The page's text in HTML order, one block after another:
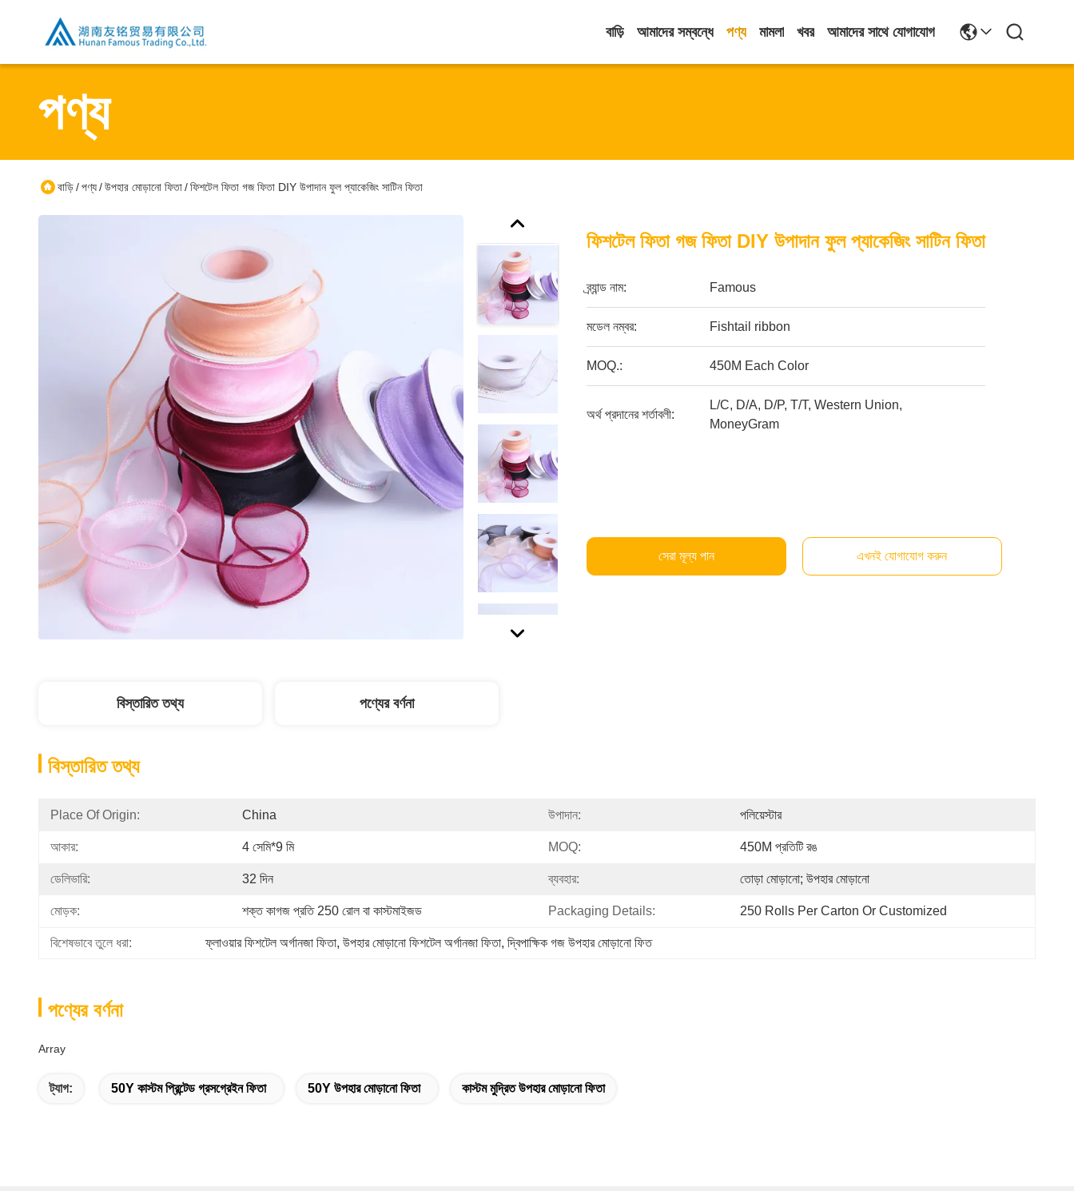
বাড়ি আমাদের সম্বন্ধে পণ্য মামলা খবর আমাদের সাথে যোগাযোগ
পণ্য
বাড়ি/পণ্য/উপহার মোড়ানো ফিতা/ফিশটেল ফিতা গজ ফিতা DIY উপাদান ফুল প্যাকেজিং সাটিন ফিতা
ফিশটেল ফিতা গজ ফিতা DIY উপাদান ফুল প্যাকেজিং সাটিন ফিতা
ব্র্যান্ড নাম: Famous
মডেল নম্বর: Fishtail ribbon
MOQ.: 450M Each Color
অর্থ প্রদানের শর্তাবলী:
L/C, D/A, D/P, T/T, Western Union,
MoneyGram
সেরা মূল্য পান এখনই যোগাযোগ করুন
বিস্তারিত তথ্য পণ্যের বর্ণনা
বিস্তারিত তথ্য
Place Of Origin: China উপাদান: পলিয়েস্টার
আকার: 4 সেমি*9 মি MOQ: 450M প্রতিটি রঙ
ডেলিভারি: 32 দিন ব্যবহার: তোড়া মোড়ানো; উপহার মোড়ানো
মোড়ক: শক্ত কাগজ প্রতি 250 রোল বা কাস্টমাইজড Packaging Details: 250 Rolls Per Carton Or Customized
বিশেষভাবে তুলে ধরা: ফ্লাওয়ার ফিশটেল অর্গানজা ফিতা, উপহার মোড়ানো ফিশটেল অর্গানজা ফিতা, দ্বিপাক্ষিক গজ উপহার মোড়ানো ফিত
পণ্যের বর্ণনা
Array
ট্যাগ: 50Y কাস্টম প্রিন্টেড গ্রসগ্রেইন ফিতা 50Y উপহার মোড়ানো ফিতা কাস্টম মুদ্রিত উপহার মোড়ানো ফিতা